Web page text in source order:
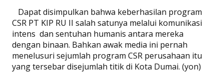
Dapat disimpulkan bahwa keberhasilan program
CSR PT KIP RU II salah satunya melalui komunikasi
intens dan sentuhan humanis antara mereka
dengan binaan. Bahkan awak media ini pernah
menelusuri sejumlah program CSR perusahaan itu
yang tersebar disejumlah titik di Kota Dumai. (yon)